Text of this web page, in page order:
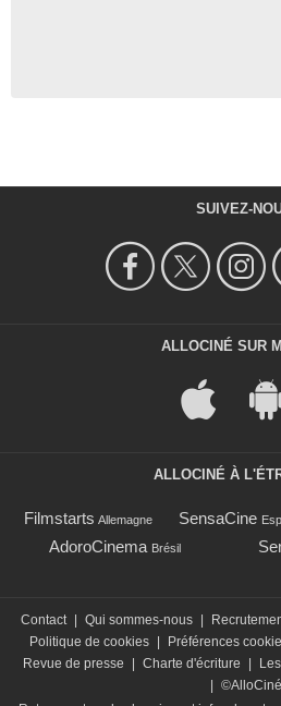
SUIVEZ-
ALLOCINÉ SUR
ALLOCINÉ À
Filmstarts Allemagne SensaCine
AdoroCinema Brésil
Contact Qui sommes-nous
Politique de cookies
Préférences
Revue de presse
Charte d'écriture
©AlloCiné